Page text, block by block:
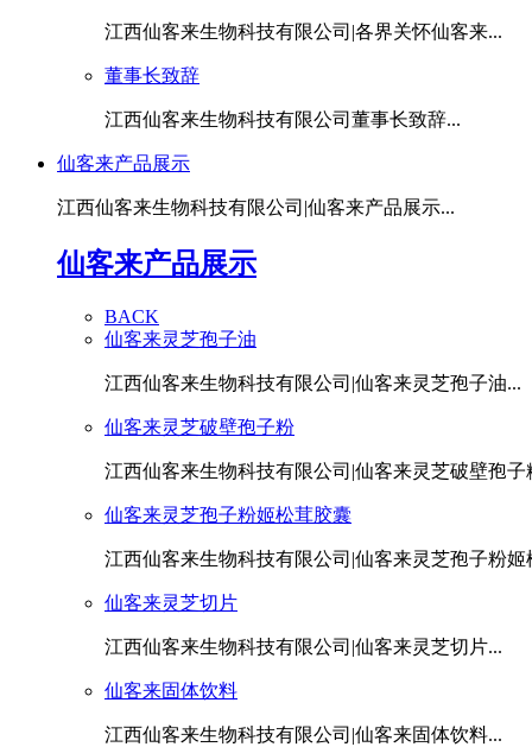
江西仙客来生物科技有限公司|各界关怀仙客来...
董事长致辞
江西仙客来生物科技有限公司董事长致辞...
仙客来产品展示
江西仙客来生物科技有限公司|仙客来产品展示...
仙客来产品展示
BACK
仙客来灵芝孢子油
江西仙客来生物科技有限公司|仙客来灵芝孢子油...
仙客来灵芝破壁孢子粉
江西仙客来生物科技有限公司|仙客来灵芝破壁孢子
仙客来灵芝孢子粉姬松茸胶囊
江西仙客来生物科技有限公司|仙客来灵芝孢子粉姬
仙客来灵芝切片
江西仙客来生物科技有限公司|仙客来灵芝切片...
仙客来固体饮料
江西仙客来生物科技有限公司|仙客来固体饮料...